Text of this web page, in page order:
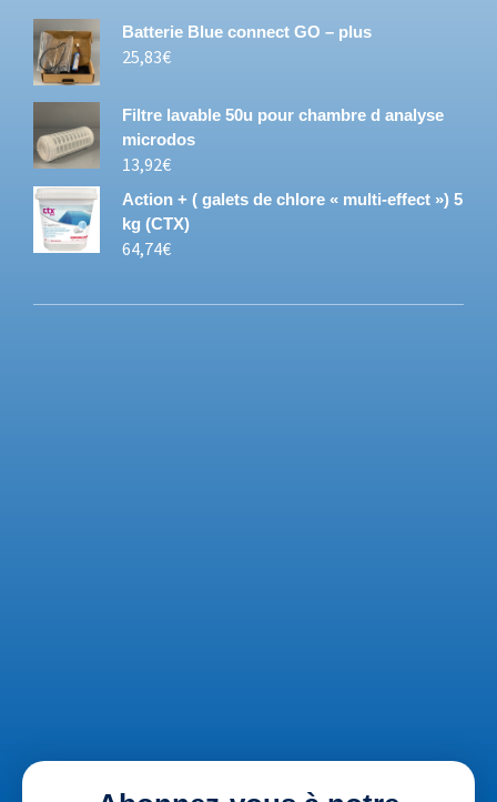
Batterie Blue connect GO – plus
25,83€
Filtre lavable 50u pour chambre d analyse
microdos
13,92€
Action + ( galets de chlore « multi-effect ») 5
kg (CTX)
64,74€